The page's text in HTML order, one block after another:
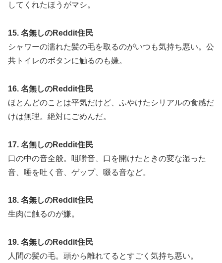
してくれたほうがマシ。
15. 名無しのReddit住民
シャワーの濡れた髪の毛を取るのがいつも気持ち悪い。公
共トイレのボタンに触るのも嫌。
16. 名無しのReddit住民
ほとんどのことは平気だけど、ふやけたシリアルの食感だ
けは無理。絶対にごめんだ。
17. 名無しのReddit住民
口の中の音全般。咀嚼音、口を開けたときの変な湿った
音、唾を吐く音、ゲップ、啜る音など。
18. 名無しのReddit住民
生肉に触るのが嫌。
19. 名無しのReddit住民
人間の髪の毛。頭から離れてるとすごく気持ち悪い。